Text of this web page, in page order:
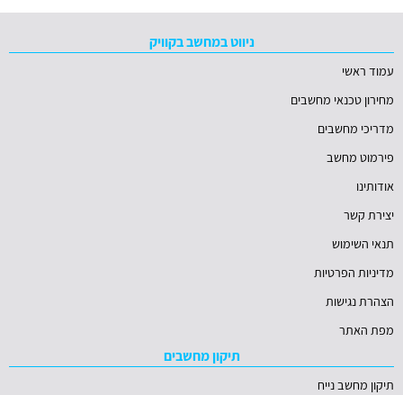
ניווט במחשב בקוויק
עמוד ראשי
מחירון טכנאי מחשבים
מדריכי מחשבים
פירמוט מחשב
אודותינו
יצירת קשר
תנאי השימוש
מדיניות הפרטיות
הצהרת נגישות
מפת האתר
תיקון מחשבים
תיקון מחשב נייח